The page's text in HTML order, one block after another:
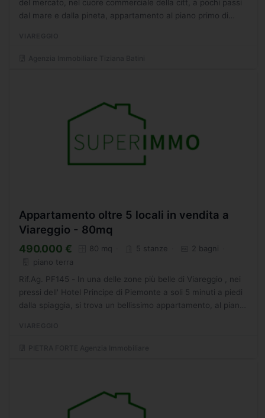
del mercato, nel cuore commerciale della citt, a pochi passi
dal mare e dalla pineta, appartamento al piano primo di
Appartamento oltre 5 locali in vendita a
Viareggio - 80mq
490.000 € 80 mq 5 stanze
2 bagni
piano terra
Rif.Ag. PF145 - In una delle zone più belle di Viareggio , nei
pressi dell' Hotel Principe di Piemonte a soli 5 minuti a piedi
dalla spiaggia, si trova un bellissimo appartamento, al piano